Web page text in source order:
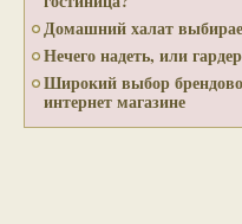
Домашний халат
Нечего надеть, или
Широкий выбор
интернет магазине